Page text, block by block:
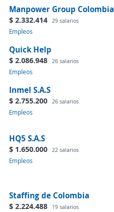
Manpower Group Colombia
$ 2.332.414 29 salarios
Empleos
Quick Help
$ 2.086.948 26 salarios
Empleos
Inmel S.A.S
$ 2.755.200 26 salarios
Empleos
HQ5 S.A.S
$ 1.650.000 22 salarios
Empleos
Staffing de Colombia
$ 2.224.488 19 salarios